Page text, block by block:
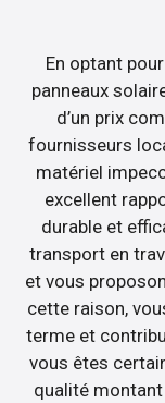
En optant
panneaux
d’un prix
fournisseurs
matériel
excellent
durable et
transport en
et vous
cette raison,
terme et
vous êtes
qualité